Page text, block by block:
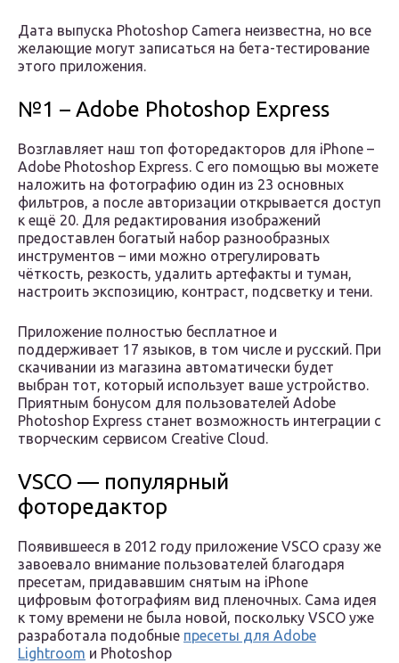
Дата выпуска Photoshop Camera неизвестна, но все
желающие могут записаться на бета-тестирование
этого приложения.
№1 – Adobe Photoshop Express
Возглавляет наш топ фоторедакторов для iPhone –
Adobe Photoshop Express. С его помощью вы можете
наложить на фотографию один из 23 основных
фильтров, а после авторизации открывается доступ
к ещё 20. Для редактирования изображений
предоставлен богатый набор разнообразных
инструментов – ими можно отрегулировать
чёткость, резкость, удалить артефакты и туман,
настроить экспозицию, контраст, подсветку и тени.
Приложение полностью бесплатное и
поддерживает 17 языков, в том числе и русский. При
скачивании из магазина автоматически будет
выбран тот, который использует ваше устройство.
Приятным бонусом для пользователей Adobe
Photoshop Express станет возможность интеграции с
творческим сервисом Creative Cloud.
VSCO — популярный
фоторедактор
Появившееся в 2012 году приложение VSCO сразу же
завоевало внимание пользователей благодаря
пресетам, придававшим снятым на iPhone
цифровым фотографиям вид пленочных. Сама идея
к тому времени не была новой, поскольку VSCO уже
разработала подобные пресеты для Adobe
Lightroom и Photoshop